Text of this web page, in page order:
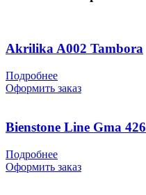
Akrilika A002 Tambora
Подробнее
Оформить заказ
Bienstone Line Gma 426
Подробнее
Оформить заказ